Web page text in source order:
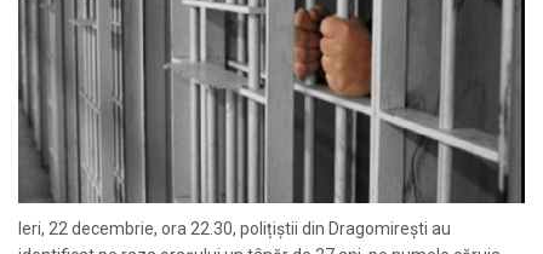
Ieri, 22 decembrie, ora 22.30, polițiștii din Dragomirești au